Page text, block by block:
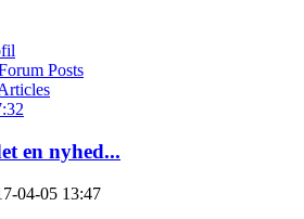
Posts
en nyhed...
04-05 13:47